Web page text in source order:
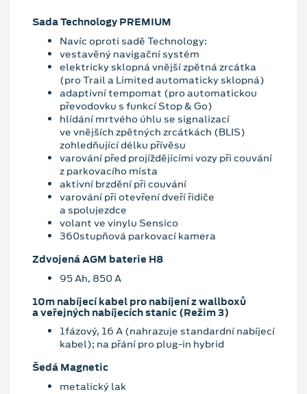
Sada Technology PREMIUM
Navíc oproti sadě Technology:
vestavěný navigační systém
elektricky sklopná vnější zpětná zrcátka
(pro Trail a Limited automaticky sklopná)
adaptivní tempomat (pro automatickou
převodovku s funkcí Stop & Go)
hlídání mrtvého úhlu se signalizací
ve vnějších zpětných zrcátkách (BLIS)
zohledňující délku přívěsu
varování před projíždějícími vozy při couvání
z parkovacího místa
aktivní brzdění při couvání
varování při otevření dveří řidiče
a spolujezdce
volant ve vinylu Sensico
360stupňová parkovací kamera
Zdvojená AGM baterie H8
95 Ah, 850 A
10m nabíjecí kabel pro nabíjení z wallboxů
a veřejných nabíjecích stanic (Režim 3)
1fázový, 16 A (nahrazuje standardní nabíjecí
kabel); na přání pro plug-in hybrid
Šedá Magnetic
metalický lak